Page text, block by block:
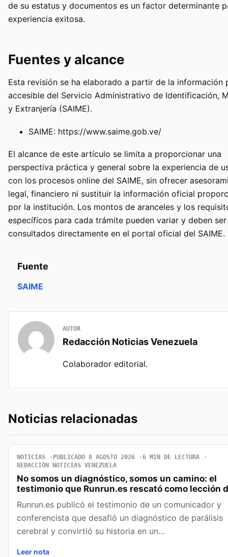
de su estatus y documentos es un factor determinante
experiencia exitosa.
Fuentes y alcance
Esta revisión se ha elaborado a partir de la información
accesible del Servicio Administrativo de Identificación,
y Extranjería (SAIME).
SAIME: https://www.saime.gob.ve/
El alcance de este artículo se limita a proporcionar una
perspectiva práctica y general sobre la experiencia de
con los procesos online del SAIME, sin ofrecer
legal, financiero ni sustituir la información oficial
por la institución. Los montos de aranceles y los
específicos para cada trámite pueden variar y deben ser
consultados directamente en el portal oficial del SAIME.
Fuente
SAIME
AUTOR
Redacción Noticias Venezuela
Colaborador editorial.
Noticias relacionadas
NOTICIAS PUBLICADO 8 AGOSTO 2026
6 MIN DE LECTURA
REDACCIÓN NOTICIAS VENEZUELA
No somos un diagnóstico, somos un camino: el
testimonio que Runrun.es rescató como lección
Runrun.es publicó el testimonio de un comunicador y
conferencista que desafió un diagnóstico de parálisis
cerebral y convirtió su historia en un…
Leer nota